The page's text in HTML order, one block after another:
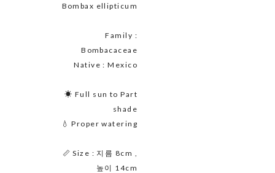
Bombax ellipticum
Family :
Bombacaceae
Native : Mexico
☀ Full sun to Part
shade
💧 Proper watering
📏 Size : 지름 8cm ,
높이 14cm